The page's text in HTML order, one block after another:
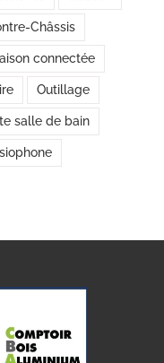
Châssis
connectée
Outillage
salle de bain